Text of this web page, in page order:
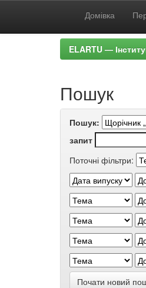
Домівка
ELARTU —
Пошук
Пошук:
запит
Поточні фільтри:
Почати новий